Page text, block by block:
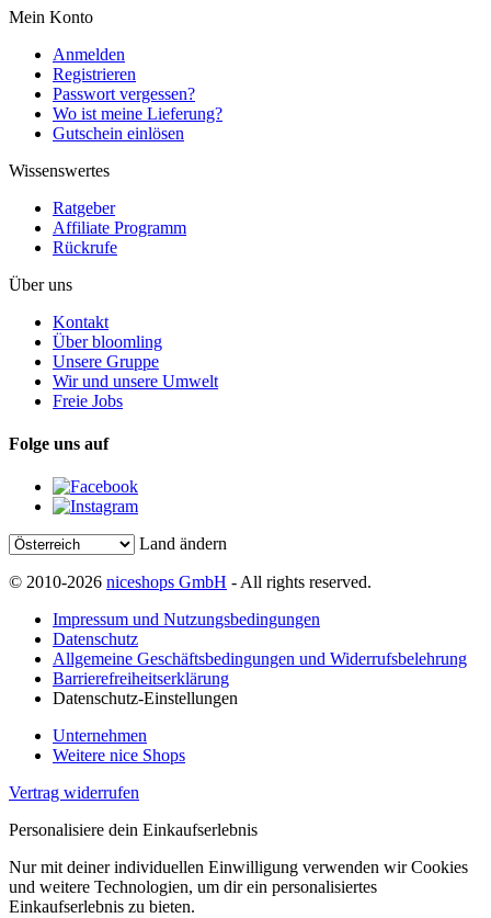
Mein Konto
Anmelden
Registrieren
Passwort vergessen?
Wo ist meine Lieferung?
Gutschein einlösen
Wissenswertes
Ratgeber
Affiliate Programm
Rückrufe
Über uns
Kontakt
Über bloomling
Unsere Gruppe
Wir und unsere Umwelt
Freie Jobs
Folge uns auf
Land ändern
© 2010-2026 niceshops GmbH - All rights reserved.
Impressum und Nutzungsbedingungen
Datenschutz
Allgemeine Geschäftsbedingungen und Widerrufsbelehrung
Barrierefreiheitserklärung
Datenschutz-Einstellungen
Unternehmen
Weitere nice Shops
Vertrag widerrufen
Personalisiere dein Einkaufserlebnis
Nur mit deiner individuellen Einwilligung verwenden wir Cookies
und weitere Technologien, um dir ein personalisiertes
Einkaufserlebnis zu bieten.